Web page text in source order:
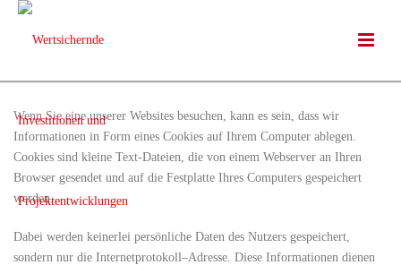
Wenn Sie eine unserer Websites besuchen, kann es sein, dass wir
Informationen in Form eines Cookies auf Ihrem Computer ablegen.
Cookies sind kleine Text-Dateien, die von einem Webserver an Ihren
Browser gesendet und auf die Festplatte Ihres Computers gespeichert
werden.
Dabei werden keinerlei persönliche Daten des Nutzers gespeichert,
sondern nur die Internetprotokoll–Adresse. Diese Informationen dienen